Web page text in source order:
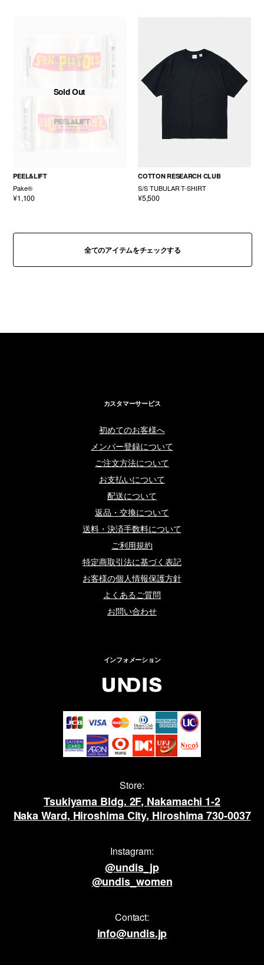
Sold Out
PEEL&LIFT
Pake®
¥1,100
COTTON RESEARCH CLUB
S/S TUBULAR T-SHIRT
¥5,500
全てのアイテムをチェックする
カスタマーサービス
初めてのお客様へ
メンバー登録について
ご注文方法について
お支払いについて
配送について
返品・交換について
送料・決済手数料について
ご利用規約
特定商取引法に基づく表記
お客様の個人情報保護方針
よくあるご質問
お問い合わせ
インフォメーション
Store:
Tsukiyama Bldg. 2F, Nakamachi 1-2
Naka Ward, Hiroshima City, Hiroshima 730-0037
Instagram:
@undis_jp
@undis_women
Contact:
info@undis.jp